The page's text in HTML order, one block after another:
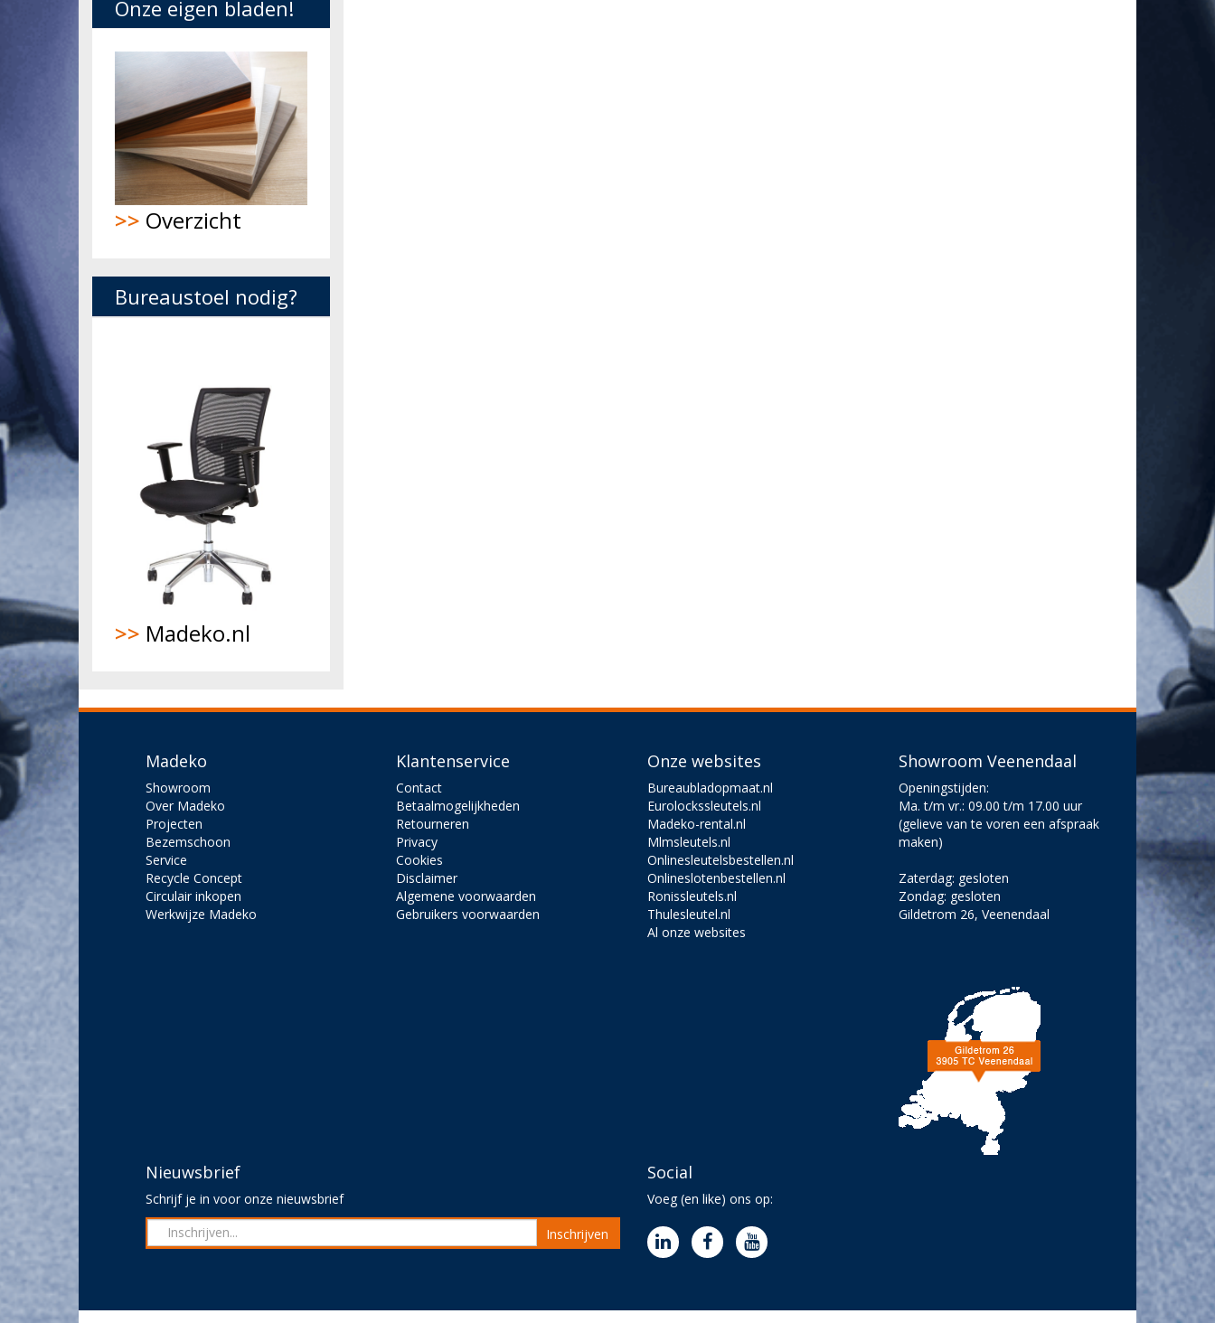
Onze eigen bladen!
>> Overzicht
Bureaustoel nodig?
>> Madeko.nl
Madeko
Showroom
Over Madeko
Projecten
Bezemschoon
Service
Recycle Concept
Circulair inkopen
Werkwijze Madeko
Klantenservice
Contact
Betaalmogelijkheden
Retourneren
Privacy
Cookies
Disclaimer
Algemene voorwaarden
Gebruikers voorwaarden
Onze websites
Bureaubladopmaat.nl
Eurolockssleutels.nl
Madeko-rental.nl
Mlmsleutels.nl
Onlinesleutelsbestellen.nl
Onlineslotenbestellen.nl
Ronissleutels.nl
Thulesleutel.nl
Al onze websites
Showroom Veenendaal
Openingstijden:
Ma. t/m vr.: 09.00 t/m 17.00 uur
(gelieve van te voren een afspraak
maken)
Zaterdag: gesloten
Zondag: gesloten
Gildetrom 26, Veenendaal
Nieuwsbrief
Schrijf je in voor onze nieuwsbrief
Inschrijven
Social
Voeg (en like) ons op: